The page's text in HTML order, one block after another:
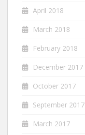
April 2018
March 2018
February 2018
December 2017
October 2017
September 2017
March 2017